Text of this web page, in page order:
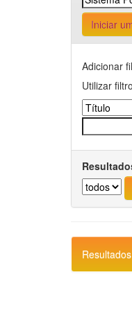
Iniciar
Adicionar
Utilizar